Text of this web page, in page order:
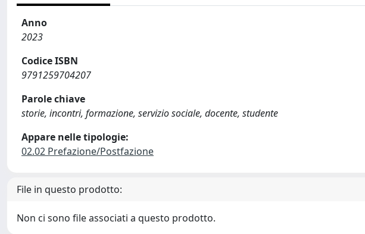
Anno
2023
Codice ISBN
9791259704207
Parole chiave
storie, incontri, formazione, servizio sociale, docente, studente
Appare nelle tipologie:
02.02 Prefazione/Postfazione
File in questo prodotto:
Non ci sono file associati a questo prodotto.